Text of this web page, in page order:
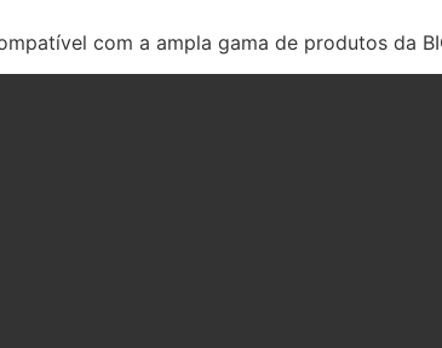
com a ampla gama de produtos da